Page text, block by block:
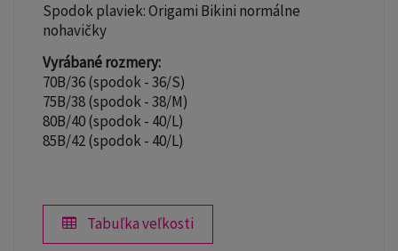
Spodok plaviek: Origami Bikini normálne
nohavičky
Vyrábané rozmery:
70B/36 (spodok - 36/S)
75B/38 (spodok - 38/M)
80B/40 (spodok - 40/L)
85B/42 (spodok - 40/L)
Tabuľka veľkosti